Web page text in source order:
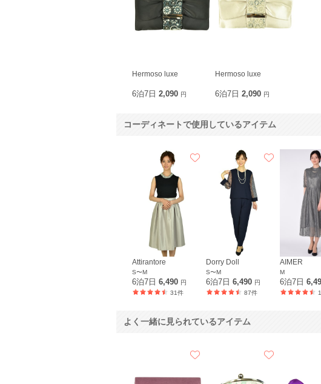
Hermoso luxe
6泊7日 2,090 円
Hermoso luxe
6泊7日2,090 円
コーディネートで使用しているアイテム
Attirantore
S〜M
6泊7日 6,490 円
31件
Dorry Doll
S〜M
6泊7日6,490 円
87件
AIMER
M
6泊7日
よく一緒に見られているアイテム